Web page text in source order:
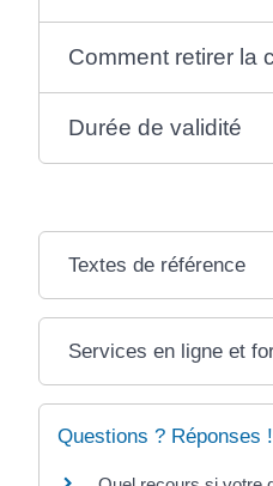
Comment retirer la
Durée de validité
Textes de référence
Services en ligne et
Questions ? Réponses !